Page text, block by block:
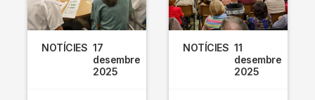
NOTÍCIES 17
desembre
2025
NOTÍCIES 11
desembre
2025